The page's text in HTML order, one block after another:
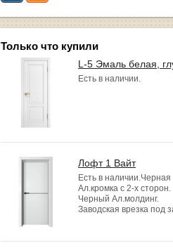
Только что купили
L-5 Эмаль белая,
Есть в наличии.
Лофт 1 Вайт
Есть в наличии.Черная
Ал.кромка с 2-х сторон.
Черный Ал.молдинг.
Заводская врезка под